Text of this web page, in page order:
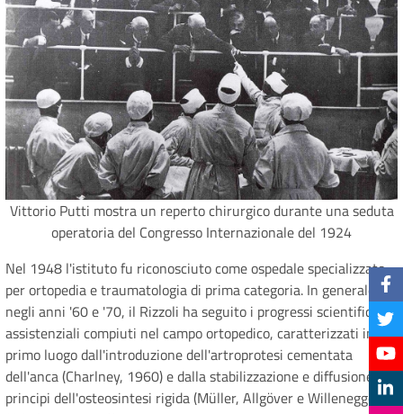
Vittorio Putti mostra un reperto chirurgico durante una seduta
operatoria del Congresso Internazionale del 1924
Nel 1948 l'istituto fu riconosciuto come ospedale specializzato
per ortopedia e traumatologia di prima categoria. In generale,
negli anni '60 e '70, il Rizzoli ha seguito i progressi scientifici ed
assistenziali compiuti nel campo ortopedico, caratterizzati in
primo luogo dall'introduzione dell'artroprotesi cementata
dell'anca (Charlney, 1960) e dalla stabilizzazione e diffusione dei
principi dell'osteosintesi rigida (Müller, Allgöver e Willenegger,